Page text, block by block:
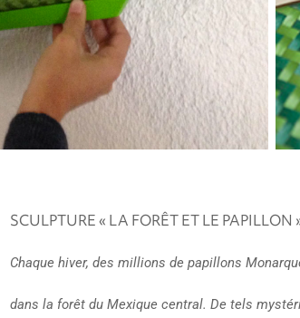
SCULPTURE « LA FORÊT ET LE PAPILLON
Chaque hiver, des millions de papillons
dans la forêt du Mexique central. De tels